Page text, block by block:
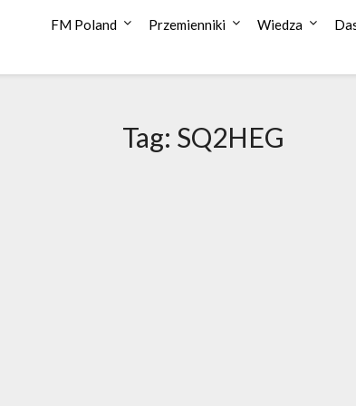
FM Poland Przemienniki Wiedza
Tag: SQ2HEG